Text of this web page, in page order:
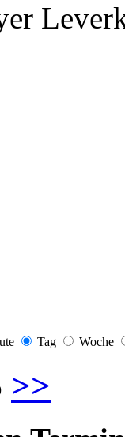
Tag Woche
>>